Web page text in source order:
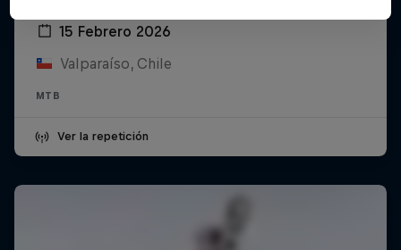
15 Febrero 2026
Valparaíso, Chile
MTB
Ver la repetición